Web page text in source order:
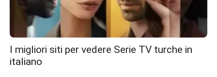
I migliori siti per vedere Serie TV turche in
italiano